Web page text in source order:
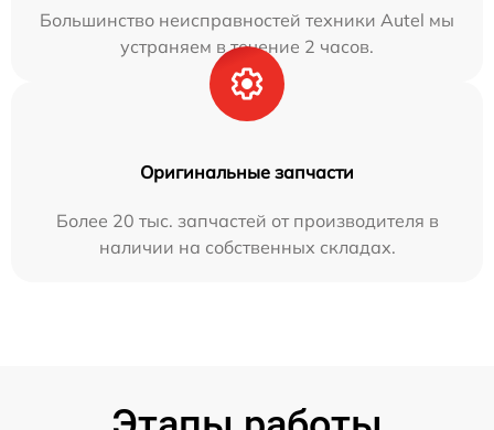
Большинство неисправностей техники Autel мы
устраняем в течение 2 часов.
Оригинальные запчасти
Более 20 тыс. запчастей от производителя в
наличии на собственных складах.